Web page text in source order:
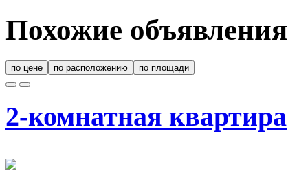
Похожие объявления
по цене по расположению по площади
2-комнатная квартира